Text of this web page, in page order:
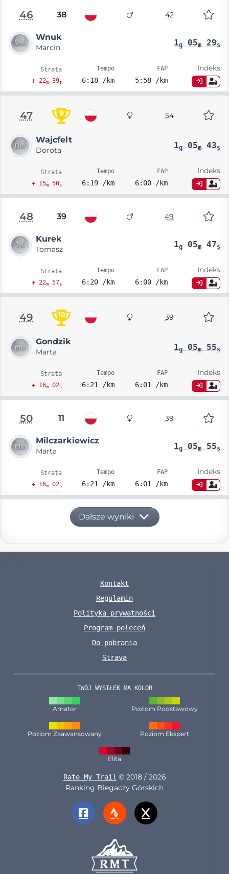
46 38 42
Wnuk
Marcin 1g05m29s
Strata
+ 22m39s
Tempo
6:18 /km
FAP
5:58 /km
Indeks
47 9 54
Wajcfelt
Dorota 1g05m43s
Strata
+ 15m50s
Tempo
6:19 /km
FAP
6:00 /km
Indeks
48 39 49
Kurek
Tomasz 1g05m47s
Strata
+ 22m57s
Tempo
6:20 /km
FAP
6:00 /km
Indeks
49 10 39
Gondzik
Marta 1g05m55s
Strata
+ 16m02s
Tempo
6:21 /km
FAP
6:01 /km
Indeks
50 11 39
Milczarkiewicz
Marta 1g05m55s
Strata
+ 16m02s
Tempo
6:21 /km
FAP
6:01 /km
Indeks
Dalsze wyniki
Kontakt
Regulamin
Polityka prywatności
Program poleceń
Do pobrania
Strava
TWÓJ WYSIŁEK MA KOLOR
Amator Poziom Podstawowy
Poziom Zaawansowany Poziom Ekspert
Elita
Rate My Trail © 2018 / 2026
Ranking Biegaczy Górskich